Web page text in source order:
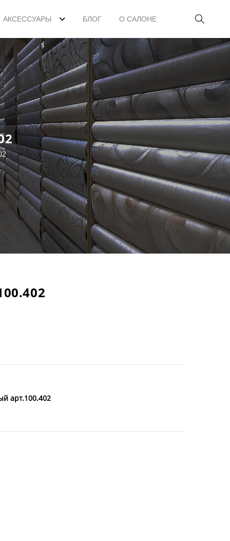
АКСЕССУАРЫ БЛОГ О САЛОНЕ
арт.100.402